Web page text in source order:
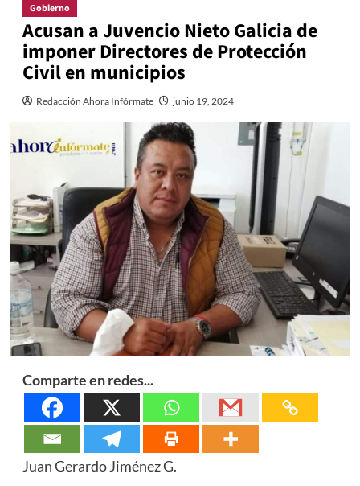
Gobierno
Acusan a Juvencio Nieto Galicia de
imponer Directores de Protección
Civil en municipios
Redacción Ahora Infórmate junio 19, 2024
Comparte en redes...
Juan Gerardo Jiménez G.